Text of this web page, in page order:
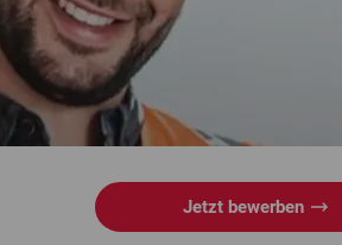
Jetzt bewerben